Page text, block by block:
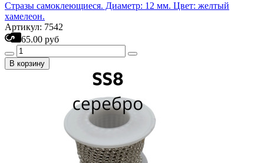
Стразы самоклеющиеся. Диаметр: 12 мм. Цвет: желтый
хамелеон.
Артикул: 7542
65.00 руб
В корзину